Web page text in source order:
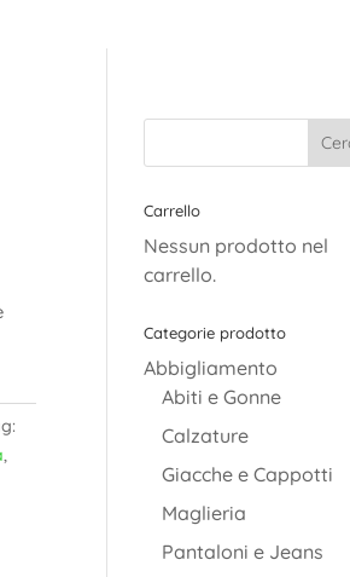
,
Carrello
Nessun prodotto nel
carrello.
Categorie prodotto
Abbigliamento
Abiti e Gonne
Calzature
Giacche e Cappotti
Maglieria
Pantaloni e Jeans